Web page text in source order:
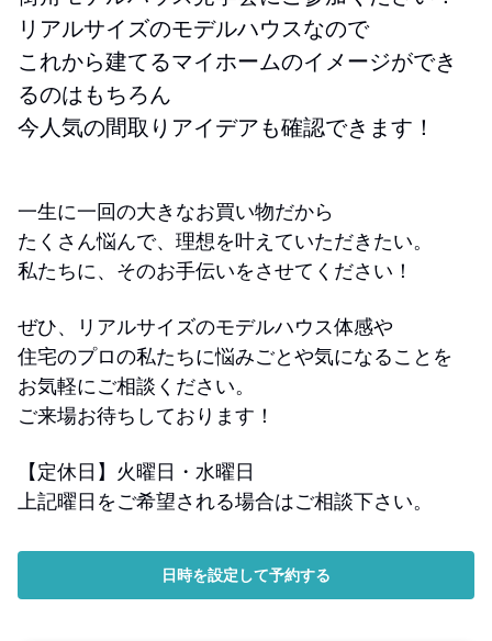
リアルサイズのモデルハウスなので
これから建てるマイホームのイメージができ
るのはもちろん
今人気の間取りアイデアも確認できます！
一生に一回の大きなお買い物だから
たくさん悩んで、理想を叶えていただきたい。
私たちに、そのお手伝いをさせてください！
ぜひ、リアルサイズのモデルハウス体感や
住宅のプロの私たちに悩みごとや気になることを
お気軽にご相談ください。
ご来場お待ちしております！
【定休日】火曜日・水曜日
上記曜日をご希望される場合はご相談下さい。
日時を設定して予約する